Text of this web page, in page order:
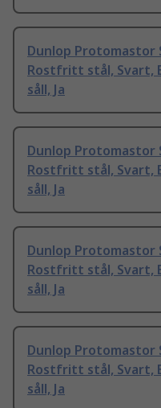
Dunlop Protomastor
Rostfritt stål, Svart,
såll, Ja
Dunlop Protomastor
Rostfritt stål, Svart,
såll, Ja
Dunlop Protomastor
Rostfritt stål, Svart,
såll, Ja
Dunlop Protomastor
Rostfritt stål, Svart,
såll, Ja